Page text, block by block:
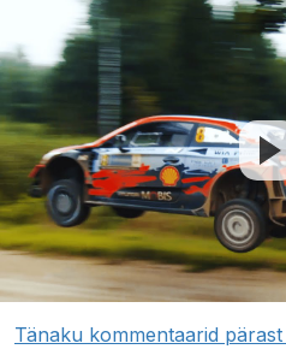
Tänaku kommentaarid